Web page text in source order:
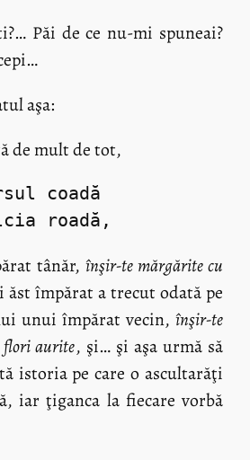
Păi de ce nu-mi spuneai?
aşa:
de mult de tot,
coadă
roadă,
tânăr, înşir-te mărgărite cu
ăst împărat a trecut odată pe
unui împărat vecin, înşir-te
flori aurite, şi… şi aşa urmă să
istoria pe care o ascultarăţi
iar ţiganca la fiecare vorbă